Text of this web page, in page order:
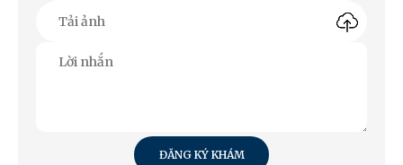
ĐĂNG KÝ KHÁM